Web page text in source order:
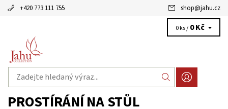
+420 773 111 755 shop@jahu.cz
0 ks / 0 Kč
PROSTÍRÁNÍ NA STŮL